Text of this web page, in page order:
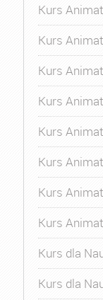
Kurs
Kurs
Kurs
Kurs
Kurs
Kurs
Kurs
Kurs
Kurs dla
Kurs dla